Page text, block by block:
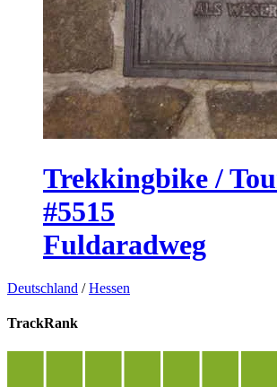
Trekkingbike /
#5515
Fuldaradweg
Deutschland /Hessen
TrackRank